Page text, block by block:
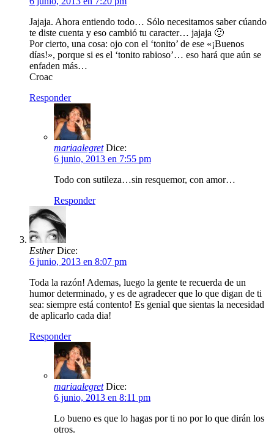
Jajaja. Ahora entiendo todo… Sólo necesitamos saber cúando
te diste cuenta y eso cambió tu caracter… jajaja 🙂
Por cierto, una cosa: ojo con el ‘tonito’ de ese «¡Buenos
días!», porque si es el ‘tonito rabioso’… eso hará que aún se
enfaden más…
Croac
Responder
mariaalegret Dice:
6 junio, 2013 en 7:55 pm
Todo con sutileza…sin resquemor, con amor…
Responder
Esther Dice:
6 junio, 2013 en 8:07 pm
Toda la razón! Ademas, luego la gente te recuerda de un
humor determinado, y es de agradecer que lo que digan de ti
sea: siempre está contento! Es genial que sientas la necesidad
de aplicarlo cada dia!
Responder
mariaalegret Dice:
6 junio, 2013 en 8:11 pm
Lo bueno es que lo hagas por ti no por lo que dirán los
otros.